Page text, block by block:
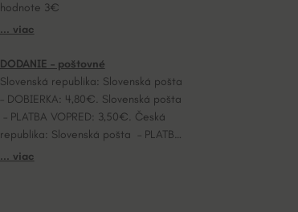
hodnote 3€
... viac
DODANIE – poštovné
Slovenská republika: Slovenská pošta
– DOBIERKA: 4,80€. Slovenská pošta
– PLATBA VOPRED: 3,50€. Česká
republika: Slovenská pošta – PLATBA
VOPRED: 7,20€.
... viac